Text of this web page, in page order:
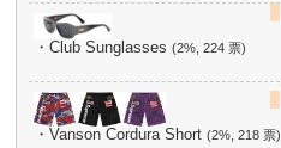
・Club Sunglasses(2%, 224 票)
・Vanson Cordura Short(2%, 218 票)